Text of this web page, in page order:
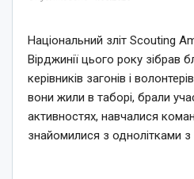
Національний зліт Scouting
Вірджинії цього року зібрав
керівників загонів і
вони жили в таборі, брали
активностях, навчалися
знайомилися з однолітками